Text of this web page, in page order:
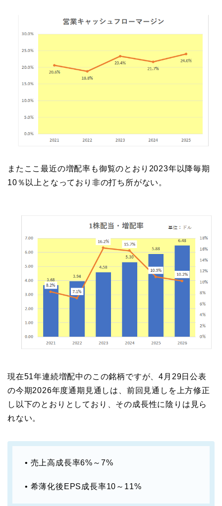
またここ最近の増配率も御覧のとおり2023年以降毎期
10％以上となっており非の打ち所がない。
現在51年連続増配中のこの銘柄ですが、4月29日公表
の今期2026年度通期見通しは、前回見通しを上方修正
し以下のとおりとしており、その成長性に陰りは見ら
れない。
• 売上高成長率6%～7%
• 希薄化後EPS成長率10～11%